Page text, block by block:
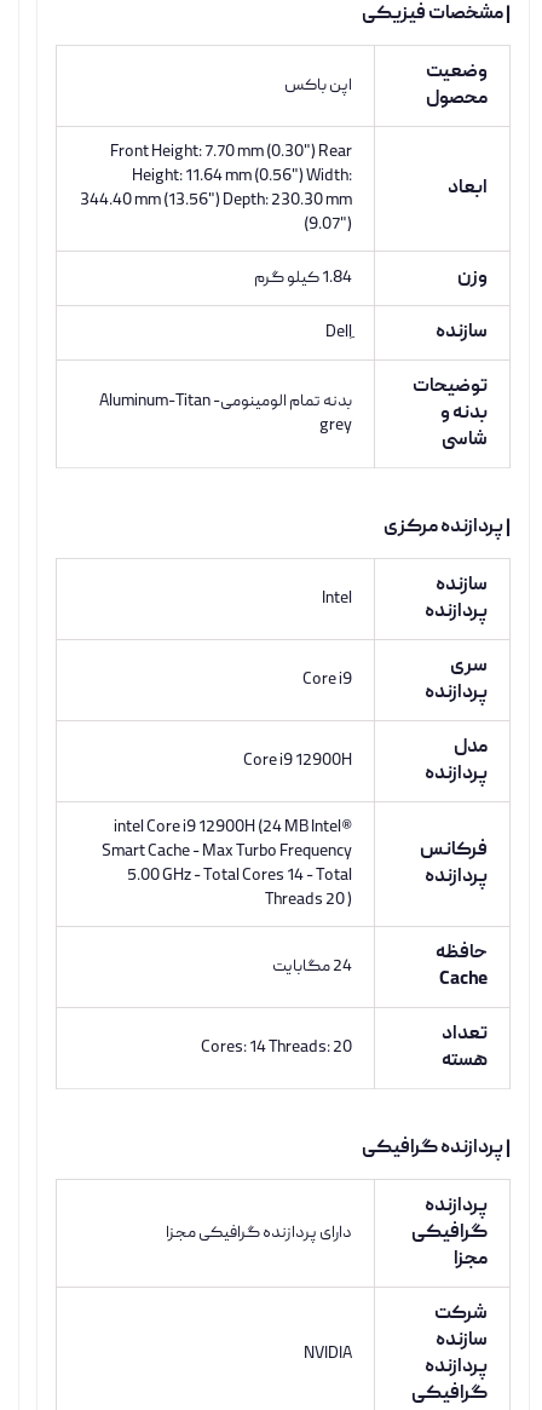
| مشخصات فیزیکی
وضعیت
محصول
اپن باکس
ابعاد
Front Height: 7.70 mm (0.30") Rear
Height: 11.64 mm (0.56") Width:
344.40 mm (13.56") Depth: 230.30 mm
(9.07")
وزن 1.84 کیلو گرم
سازنده
توضیحات
بدنه و
شاسی
بدنه تمام الومینومی- Aluminum-Titan
grey
| پردازنده مرکزی
سازنده
پردازنده
Intel
سری
پردازنده
Core i9
مدل
پردازنده
Core i9 12900H
فرکانس
پردازنده
intel Core i9 12900H (24 MB Intel®
Smart Cache - Max Turbo Frequency
5.00 GHz - Total Cores 14 - Total
Threads 20 )
حافظه
Cache
24 مگابایت
تعداد
هسته
Cores: 14 Threads: 20
| پردازنده گرافیکی
پردازنده
گرافیکی
مجزا
دارای پردازنده گرافیکی مجزا
شرکت
سازنده
پردازنده
گرافیکی
NVIDIA